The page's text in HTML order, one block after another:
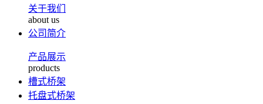
关于我们
about us
公司简介
产品展示
products
槽式桥架
托盘式桥架